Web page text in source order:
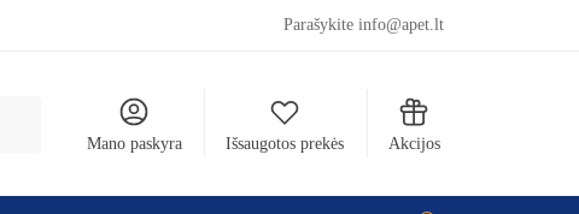
Parašykite info@apet.lt
Mano paskyra Išsaugotos prekės Akcijos